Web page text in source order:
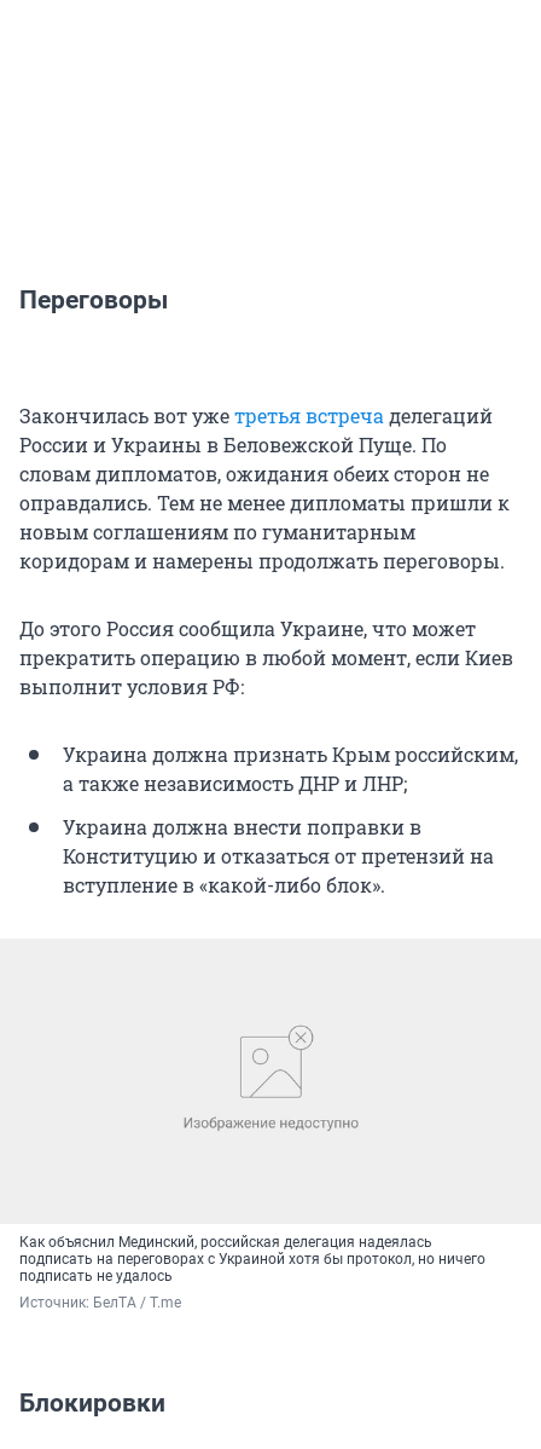
Переговоры
Закончилась вот ужетретья встреча делегаций
России и Украины в Беловежской Пуще. По
словам дипломатов, ожидания обеих сторон не
оправдались. Тем не менее дипломаты пришли к
новым соглашениям по гуманитарным
коридорам и намерены продолжать переговоры.
До этого Россия сообщила Украине, что может
прекратить операцию в любой момент, если Киев
выполнит условия РФ:
Украина должна признать Крым российским,
а также независимость ДНР и ЛНР;
Украина должна внести поправки в
Конституцию и отказаться от претензий на
вступление в «какой-либо блок».
Как объяснил Мединский, российская делегация надеялась
подписать на переговорах с Украиной хотя бы протокол, но ничего
подписать не удалось
Источник: БелТА / T.me
Блокировки